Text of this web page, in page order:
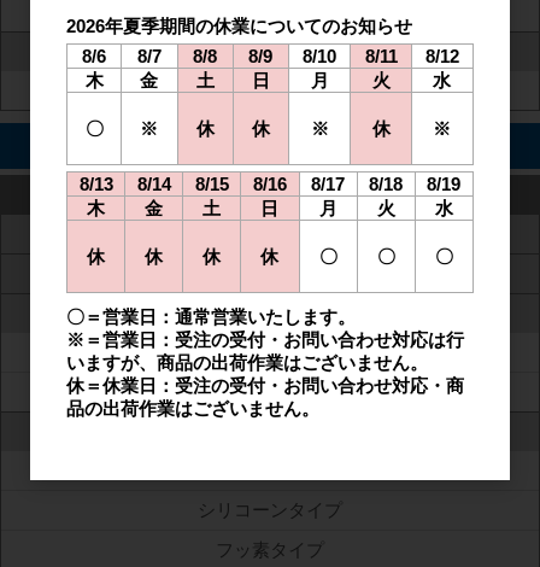
KIMOTO KBフィルム
アンチグレアフィルム
ポリエステル(PET)
易接着加工品
片面
両面
シリコーンタイプ
フッ素タイプ
2026年夏季期間の休業についてのお知らせ
8/6
木
〇
8/7
金
※
8/8
土
休
8/9
日
休
8/10
月
※
8/11
火
休
8/12
水
※
8/13
木
休
8/14
金
休
8/15
土
休
8/16
日
休
8/17
月
〇
8/18
火
〇
8/19
水
〇
〇＝営業日：通常営業いたします。
※＝営業日：受注の受付・お問い合わせ対応は行
いますが、商品の出荷作業はございません。
休＝休業日：受注の受付・お問い合わせ対応・商
品の出荷作業はございません。